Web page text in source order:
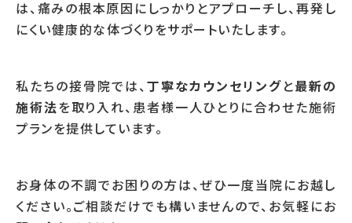
は、痛みの根本原因にしっかりとアプローチし、再発し
にくい健康的な体づくりをサポートいたします。
私たちの接骨院では、丁寧なカウンセリングと最新の
施術法を取り入れ、患者様一人ひとりに合わせた施術
プランを提供しています。
お身体の不調でお困りの方は、ぜひ一度当院にお越し
ください。ご相談だけでも構いませんので、お気軽にお